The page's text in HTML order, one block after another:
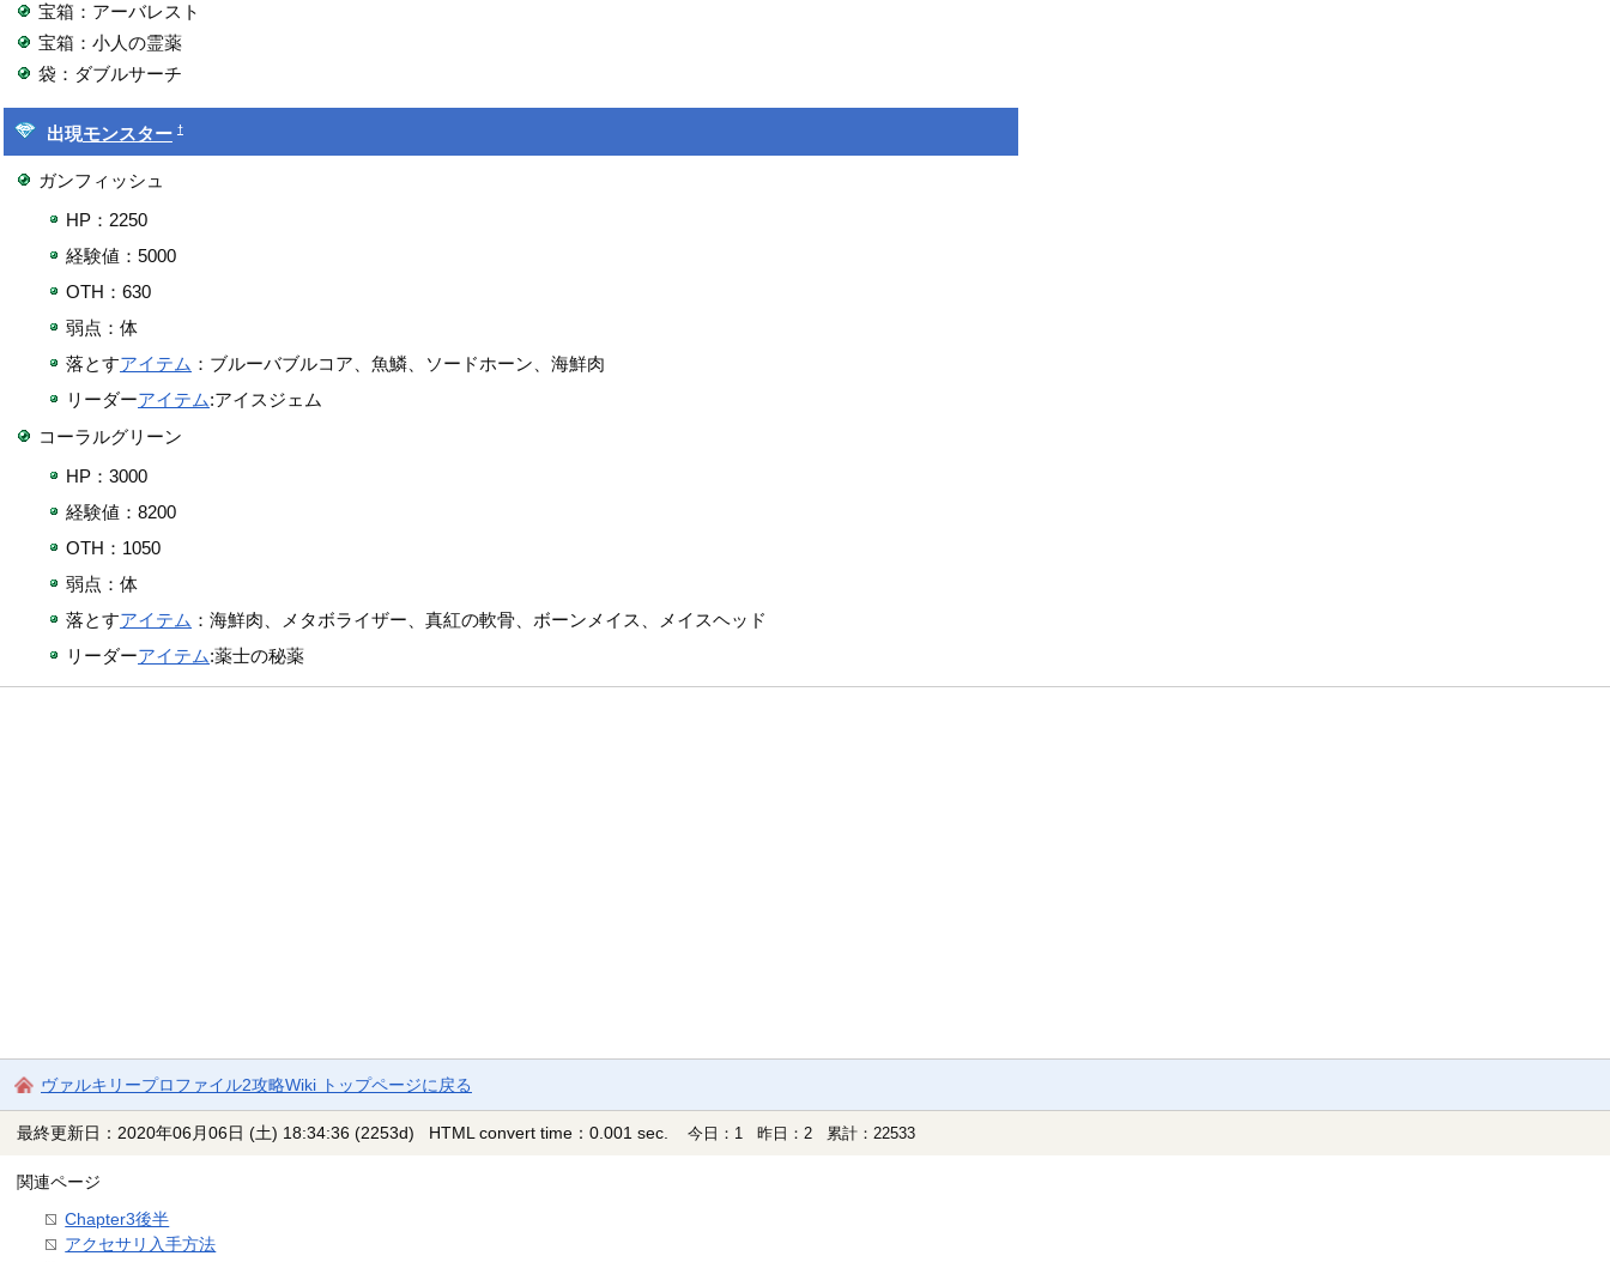
宝箱：アーバレスト
宝箱：小人の霊薬
袋：ダブルサーチ
出現モンスター †
ガンフィッシュ
HP：2250
経験値：5000
OTH：630
弱点：体
落とすアイテム ：ブルーバブルコア、魚鱗、ソードホーン、海鮮肉
リーダーアイテム:アイスジェム
コーラルグリーン
HP：3000
経験値：8200
OTH：1050
弱点：体
落とすアイテム ：海鮮肉、メタボライザー、真紅の軟骨、ボーンメイス、メイスヘッド
リーダーアイテム:薬士の秘薬
ヴァルキリープロファイル2攻略Wiki トップページに戻る
最終更新日：2020年06月06日 (土) 18:34:36(2253d) HTML convert time：0.001 sec. 今日：1 昨日：2 累計：22533
関連ページ
Chapter3後半
アクセサリ入手方法